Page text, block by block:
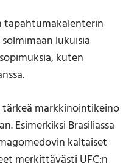
tapahtumakalenterin
lukuisia
kuten
markkinointikeino
Esimerkiksi Brasiliassa
kaltaiset
merkittävästi UFC:n